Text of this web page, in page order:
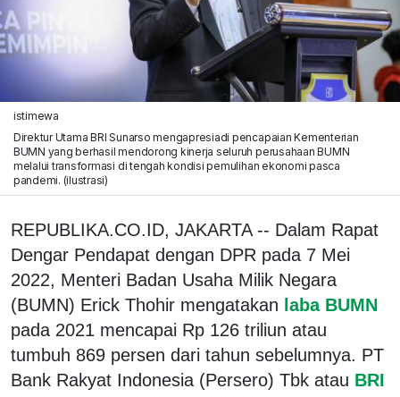
istimewa
Direktur Utama BRI Sunarso mengapresiadi pencapaian Kementerian
BUMN yang berhasil mendorong kinerja seluruh perusahaan BUMN
melalui transformasi di tengah kondisi pemulihan ekonomi pasca
pandemi. (ilustrasi)
REPUBLIKA.CO.ID, JAKARTA -- Dalam Rapat
Dengar Pendapat dengan DPR pada 7 Mei
2022, Menteri Badan Usaha Milik Negara
(BUMN) Erick Thohir mengatakan laba BUMN
pada 2021 mencapai Rp 126 triliun atau
tumbuh 869 persen dari tahun sebelumnya. PT
Bank Rakyat Indonesia (Persero) Tbk atau BRI